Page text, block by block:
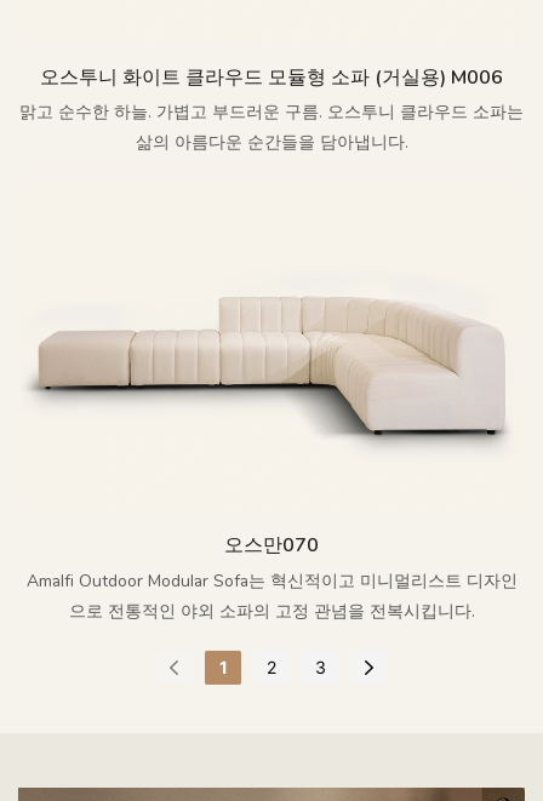
오스투니 화이트 클라우드 모듈형 소파 (거실용) M006
맑고 순수한 하늘. 가볍고 부드러운 구름. 오스투니 클라우드 소파는
삶의 아름다운 순간들을 담아냅니다.
오스만070
Amalfi Outdoor Modular Sofa는 혁신적이고 미니멀리스트 디자인
으로 전통적인 야외 소파의 고정 관념을 전복시킵니다.
1 2 3